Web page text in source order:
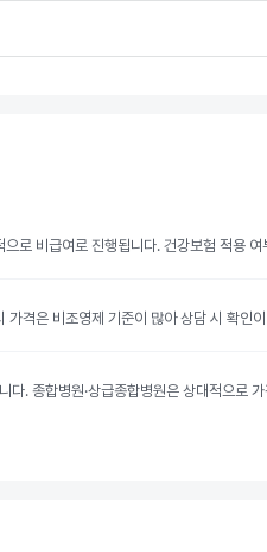
로 비급여로 진행됩니다. 건강보험 적용 여
격은 비조영제 기준이 많아 상담 시 확인이
. 종합병원·상급종합병원은 상대적으로